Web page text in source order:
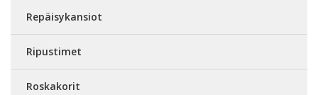
Repäisykansiot
Ripustimet
Roskakorit